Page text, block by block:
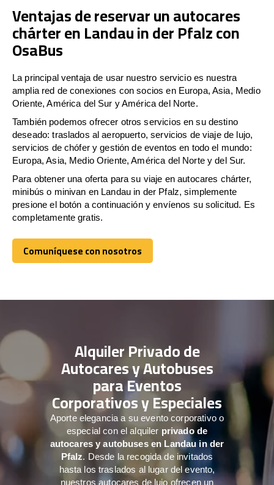
Ventajas de reservar un autocares
chárter en Landau in der Pfalz con
OsaBus
La principal ventaja de usar nuestro servicio es nuestra
amplia red de conexiones con socios en Europa, Asia, Medio
Oriente, América del Sur y América del Norte.
También podemos ofrecer otros servicios en su destino
deseado: traslados al aeropuerto, servicios de viaje de lujo,
servicios de chófer y gestión de eventos en todo el mundo:
Europa, Asia, Medio Oriente, América del Norte y del Sur.
Para obtener una oferta para su viaje en autocares chárter,
minibús o minivan en Landau in der Pfalz, simplemente
presione el botón a continuación y envíenos su solicitud. Es
completamente gratis.
Comuníquese con nosotros
Comuníquese con nosotros
Alquiler Privado de
Autocares y Autobuses
para Eventos
Corporativos y Especiales
Aporte elegancia a su evento corporativo o
especial con el alquiler privado de
autocares y autobuses en Landau in der
Pfalz. Desde la recogida de invitados
hasta los traslados al lugar del evento,
nuestros autocares de lujo ofrecen un